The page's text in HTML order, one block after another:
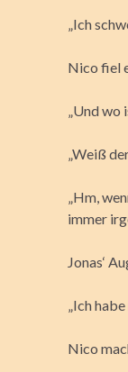
„Ich
Nico fiel
„Und wo
„Weiß
„Hm,
immer
Jonas‘
„Ich
Nico